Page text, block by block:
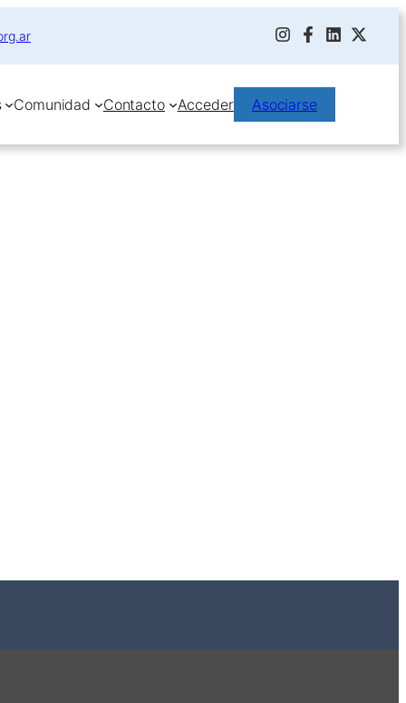
Comunidad Contacto Acceder Asociarse